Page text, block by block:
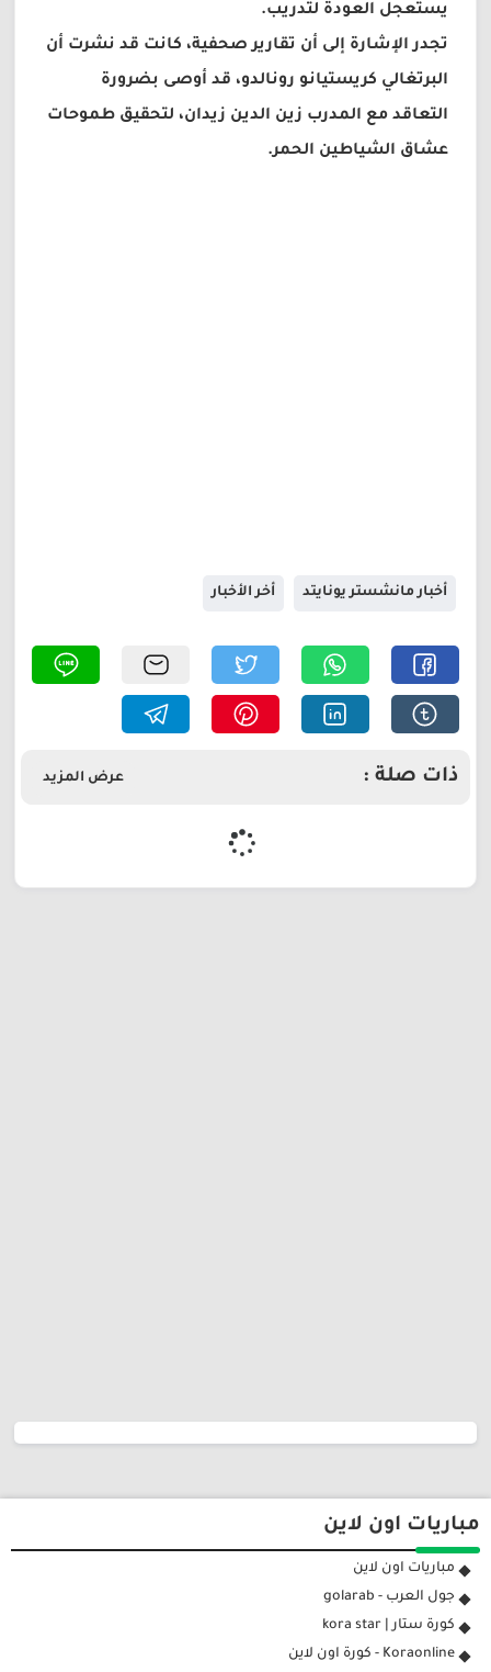
يستعجل العودة لتدريب.
تجدر الإشارة إلى أن تقارير صحفية، كانت قد نشرت أن
البرتغالي كريستيانو رونالدو، قد أوصى بضرورة
التعاقد مع المدرب زين الدين زيدان، لتحقيق طموحات
عشاق الشياطين الحمر.
أخبار مانشستر يونايتد أخر الأخبار
عرض المزيد ذات صلة :
مباريات اون لاين
مباريات اون لاين
جول العرب - golarab
كورة ستار | kora star
Koraonline - كورة اون لاين